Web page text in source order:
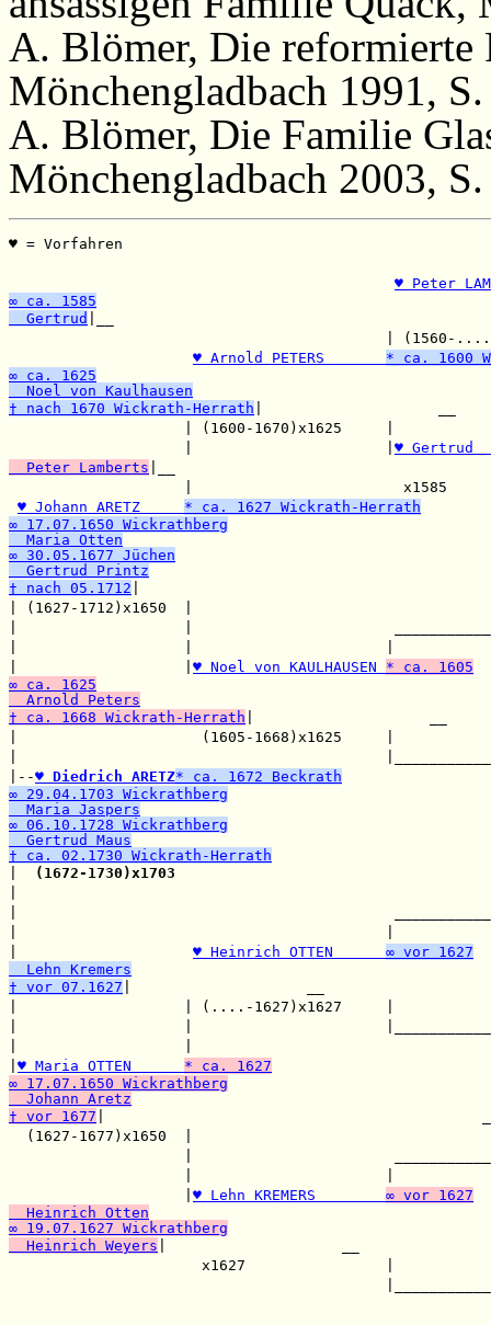
A. Blömer, Die reformierte
Mönchengladbach 1991,
A. Blömer, Die Familie
Mönchengladbach 2003,
♥ = Vorfahren
♥ Peter
∞ ca. 1585
Gertrud
|
♥ Arnold PETERS * ca. 1600
∞ ca. 1625
Noel von Kaulhausen
† nach 1670 Wickrath-Herrath
| (1600-1670)x1625     |
♥
Peter Lamberts
|
♥ Johann ARETZ * ca. 1627 Wickrath-Herrath
∞ 17.07.1650 Wickrathberg
Maria Otten
∞ 30.05.1677 Jüchen
Gertrud Printz
† nach 05.1712
| (1627-1712)x1650  |
♥ Noel von KAULHAUSEN * ca. 1605
∞ ca. 1625
Arnold Peters
† ca. 1668 Wickrath-Herrath
|                     (1605-1668)x1625     |
|--♥ Diedrich ARETZ* ca. 1672 Beckrath
∞ 29.04.1703 Wickrathberg
Maria Jaspers
∞ 06.10.1728 Wickrathberg
Gertrud Maus
† ca. 02.1730 Wickrath-Herrath
(1672-1730)x1703
♥ Heinrich OTTEN ∞ vor 1627
Lehn Kremers
† vor 07.1627
|                   | (....-1627)x1627     |
♥ Maria OTTEN * ca. 1627
∞ 17.07.1650 Wickrathberg
Johann Aretz
† vor 1677
(1627-1677)x1650  |
♥ Lehn KREMERS ∞ vor 1627
Heinrich Otten
∞ 19.07.1627 Wickrathberg
Heinrich Weyers
x1627                |